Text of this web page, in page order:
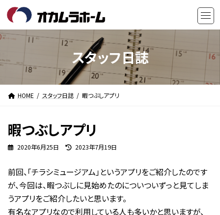
テ
ン
へ
キ
ゲ
ー
ョ
に
スタッフ日誌
HOME スタッフ日誌 暇つぶしアプリ
暇つぶしアプリ
2020年6月25日
最
新
日
時
:
2023年7月19日
前回、「チラシミュージアム」というアプリをご紹介したのです
が、今回は、暇つぶしに見始めたのについついずっと見てしま
うアプリをご紹介したいと思います。
有名なアプリなので利用している人も多いかと思いますが、